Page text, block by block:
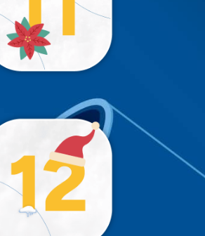
Trop tôt 😉
!
Trop tôt 😉